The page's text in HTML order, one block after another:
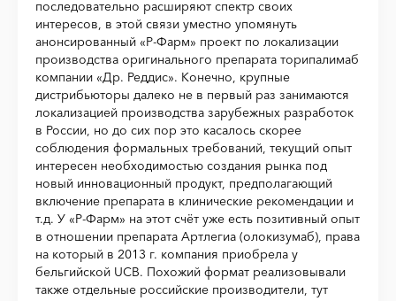
последовательно расширяют спектр своих
интересов, в этой связи уместно упомянуть
анонсированный «Р-Фарм» проект по локализации
производства оригинального препарата торипалимаб
компании «Др. Реддис». Конечно, крупные
дистрибьюторы далеко не в первый раз занимаются
локализацией производства зарубежных разработок
в России, но до сих пор это касалось скорее
соблюдения формальных требований, текущий опыт
интересен необходимостью создания рынка под
новый инновационный продукт, предполагающий
включение препарата в клинические рекомендации и
т.д. У «Р-Фарм» на этот счёт уже есть позитивный опыт
в отношении препарата Артлегиа (олокизумаб), права
на который в 2013 г. компания приобрела у
бельгийской UCB. Похожий формат реализовывали
также отдельные российские производители, тут